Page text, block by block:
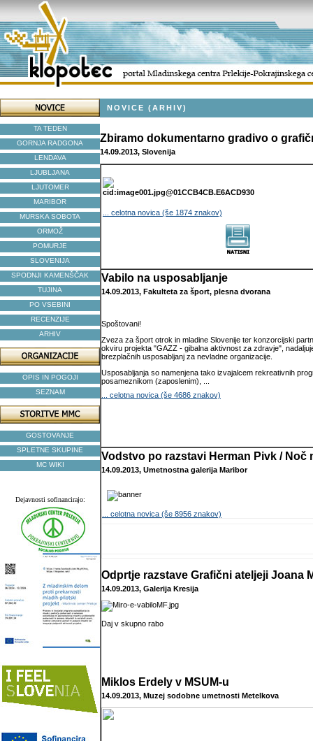
TA TEDEN
GORNJA RADGONA
LENDAVA
LJUBLJANA
LJUTOMER
MARIBOR
MURSKA SOBOTA
ORMOŽ
POMURJE
SLOVENIJA
SPODNJI KAMENŠČAK
TUJINA
PO VSEBINI
RECENZIJE
ARHIV
OPIS IN POGOJI
SEZNAM
GOSTOVANJE
SPLETNE SKUPINE
MC WIKI
Dejavnosti sofinancirajo:
NOVICE (ARHIV)
Zbiramo dokumentarno gradivo o
14.09.2013, Slovenija
... celotna novica (še 1874 znakov)
Vabilo na usposabljanje
14.09.2013, Fakulteta za šport, plesna dvorana
Spoštovani!
Zveza za šport otrok in mladine Slovenije ter konzorcijski
okviru projekta "GAZZ - gibalna aktivnost za zdravje",
brezplačnih usposabljanj za nevladne organizacije.
Usposabljanja so namenjena tako izvajalcem rekreativnih
posameznikom (zaposlenim), ...
... celotna novica (še 4686 znakov)
Vodstvo po razstavi Herman Pivk / Noč
14.09.2013, Umetnostna galerija Maribor
... celotna novica (še 8956 znakov)
Odprtje razstave Grafični ateljeji Joana
14.09.2013, Galerija Kresija
Daj v skupno rabo
Miklos Erdely v MSUM-u
14.09.2013, Muzej sodobne umetnosti Metelkova